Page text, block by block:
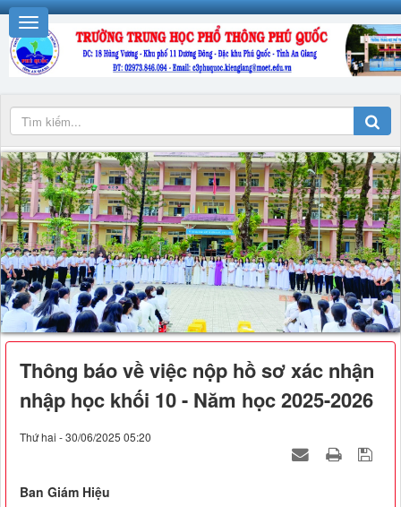
Thông báo về việc nộp hồ sơ xác nhận
nhập học khối 10 - Năm học 2025-2026
Thứ hai - 30/06/2025 05:20
Ban Giám Hiệu